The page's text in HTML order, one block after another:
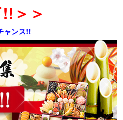
＞＞
ャンス!!